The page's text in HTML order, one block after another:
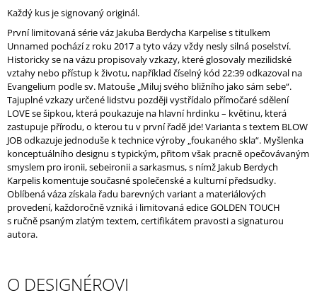
Každý kus je signovaný originál.
První limitovaná série váz Jakuba Berdycha Karpelise s titulkem
Unnamed pochází z roku 2017 a tyto vázy vždy nesly silná poselství.
Historicky se na vázu propisovaly vzkazy, které glosovaly mezilidské
vztahy nebo přístup k životu, například číselný kód 22:39 odkazoval na
Evangelium podle sv. Matouše „Miluj svého bližního jako sám sebe“.
Tajuplné vzkazy určené lidstvu později vystřídalo přímočaré sdělení
LOVE se šipkou, která poukazuje na hlavní hrdinku – květinu, která
zastupuje přírodu, o kterou tu v první řadě jde! Varianta s textem BLOW
JOB odkazuje jednoduše k technice výroby „foukaného skla“. Myšlenka
konceptuálního designu s typickým, přitom však pracně opečovávaným
smyslem pro ironii, sebeironii a sarkasmus, s nímž Jakub Berdych
Karpelis komentuje současné společenské a kulturní předsudky.
Oblíbená váza získala řadu barevných variant a materiálových
provedení, každoročně vzniká i limitovaná edice GOLDEN TOUCH
s ručně psaným zlatým textem, certifikátem pravosti a signaturou
autora.
O DESIGNÉROVI